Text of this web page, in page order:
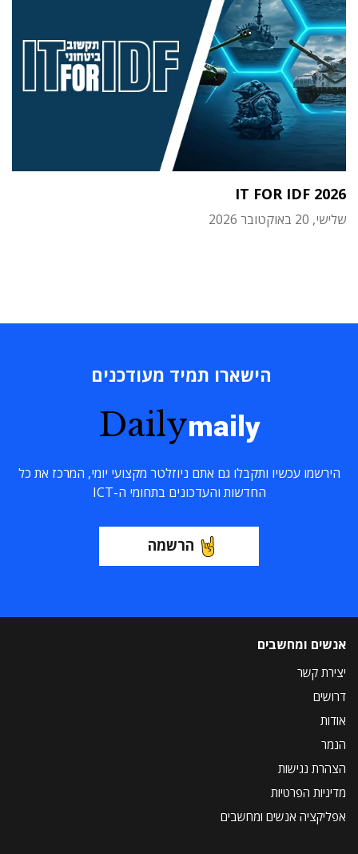
IT FOR IDF 2026
שלישי, 20 באוקטובר 2026
הישארו תמיד מעודכנים
Dailymaily
הירשמו עכשיו ותקבלו גם אתם ניוזלטר מקצועי יומי, המרכז את כל
החדשות והעדכונים בתחומי ה-ICT
הרשמה
אנשים ומחשבים
יצירת קשר
דרושים
אודות
הנמר
הצהרת נגישות
מדיניות הפרטיות
אפליקציה אנשים ומחשבים